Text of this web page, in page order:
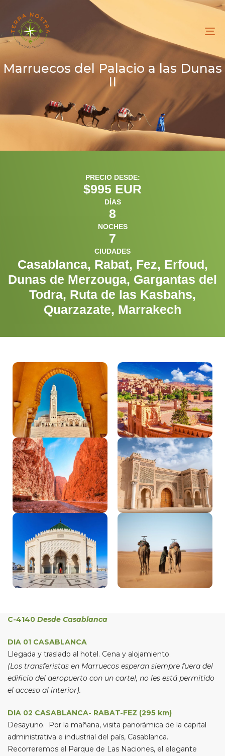
Marruecos del Palacio a las Dunas
II
PRECIO DESDE:
$995 EUR
DÍAS
8
NOCHES
7
CIUDADES
Casablanca, Rabat, Fez, Erfoud,
Dunas de Merzouga, Gargantas del
Todra, Ruta de las Kasbahs,
Quarzazate, Marrakech
C-4140 Desde Casablanca
DIA 01 CASABLANCA
Llegada y traslado al hotel. Cena y alojamiento.
(Los transferistas en Marruecos esperan siempre fuera del
edificio del aeropuerto con un cartel, no les está permitido
el acceso al interior).
DIA 02 CASABLANCA- RABAT-FEZ (295 km)
Desayuno. Por la mañana, visita panorámica de la capital
administrativa e industrial del país, Casablanca.
Recorreremos el Parque de Las Naciones, el elegante